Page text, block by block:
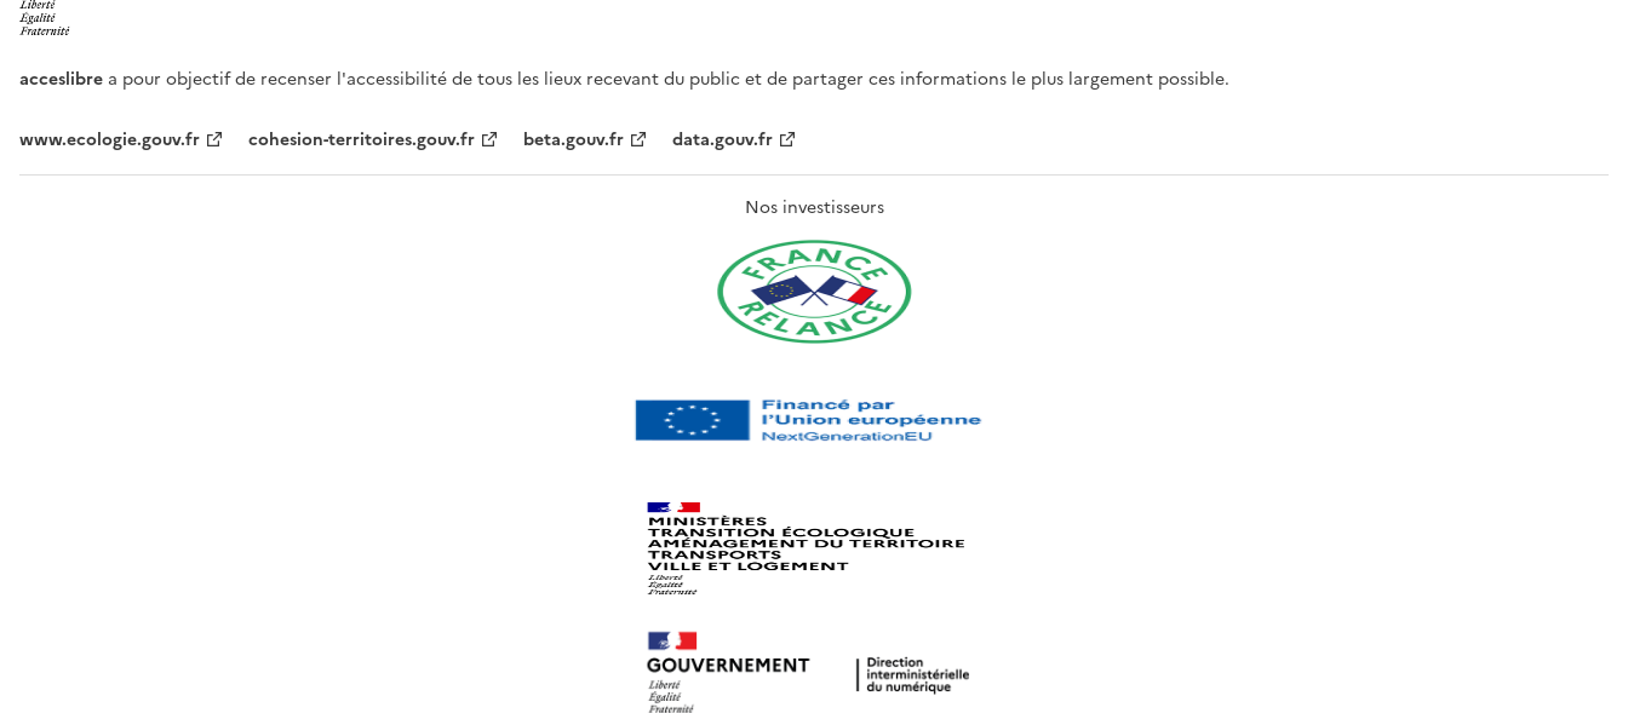
acceslibre a pour objectif de recenser l'accessibilité de tous les lieux recevant du public et de partager ces informations le plus largement possible.
www.ecologie.gouv.fr cohesion-territoires.gouv.fr beta.gouv.fr data.gouv.fr
Nos investisseurs